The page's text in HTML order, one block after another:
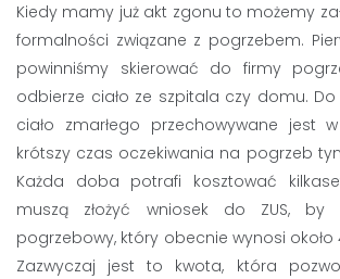
Kiedy mamy już akt zgonu to możemy
formalności związane z pogrzebem.
powinniśmy skierować do firmy
odbierze ciało ze szpitala czy domu.
ciało zmarłego przechowywane jest
krótszy czas oczekiwania na pogrzeb
Każda doba potrafi kosztować
muszą złożyć wniosek do ZUS, by
pogrzebowy, który obecnie wynosi około
Zazwyczaj jest to kwota, która